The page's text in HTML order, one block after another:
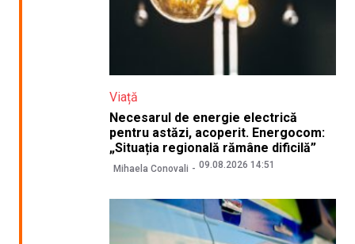
Viață
Necesarul de energie electrică
pentru astăzi, acoperit. Energocom:
„Situația regională rămâne dificilă”
Mihaela Conovali 09.08.2026 14:51